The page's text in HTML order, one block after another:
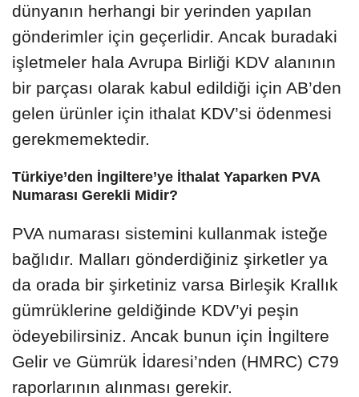
dünyanın herhangi bir yerinden yapılan
gönderimler için geçerlidir. Ancak buradaki
işletmeler hala Avrupa Birliği KDV alanının
bir parçası olarak kabul edildiği için AB’den
gelen ürünler için ithalat KDV’si ödenmesi
gerekmemektedir.
Türkiye’den İngiltere’ye İthalat Yaparken PVA
Numarası Gerekli Midir?
PVA numarası sistemini kullanmak isteğe
bağlıdır. Malları gönderdiğiniz şirketler ya
da orada bir şirketiniz varsa Birleşik Krallık
gümrüklerine geldiğinde KDV’yi peşin
ödeyebilirsiniz. Ancak bunun için İngiltere
Gelir ve Gümrük İdaresi’nden (HMRC) C79
raporlarının alınması gerekir.